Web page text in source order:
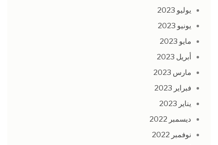
يوليو 2023
يونيو 2023
مايو 2023
أبريل 2023
مارس 2023
فبراير 2023
يناير 2023
ديسمبر 2022
نوفمبر 2022